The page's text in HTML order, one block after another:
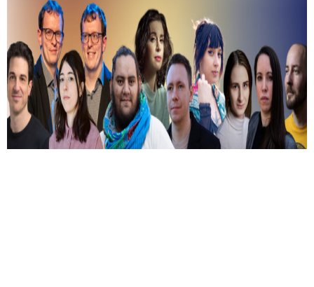
Kiválasztották a 2026-os Mastercard -
Alkotótárs ösztöndíj 10 döntősét!
Közülük kerül ki a két győztes.